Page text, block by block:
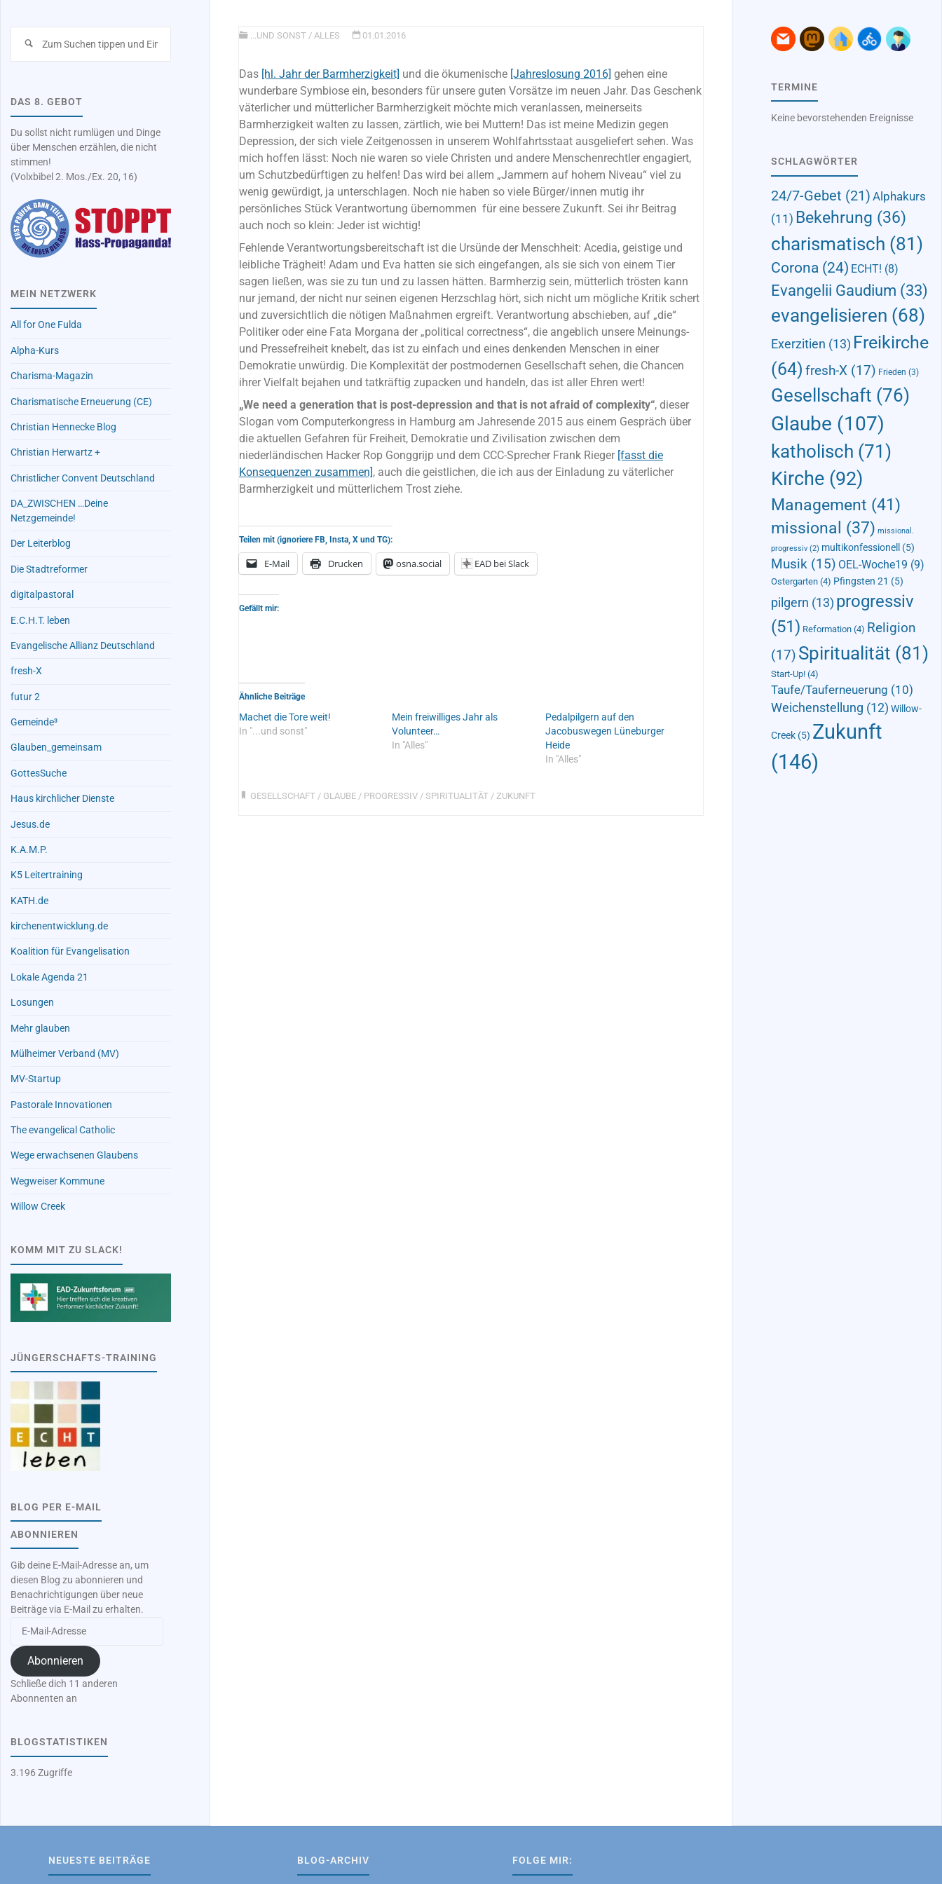
...UND SONST / ALLES 01.01.2016
Das [hl. Jahr der Barmherzigkeit] und die ökumenische [Jahreslosung 2016] gehen eine
wunderbare Symbiose ein, besonders für unsere guten Vorsätze im neuen Jahr. Das Geschenk
väterlicher und mütterlicher Barmherzigkeit möchte mich veranlassen, meinerseits
Barmherzigkeit walten zu lassen, zärtlich, wie bei Muttern! Das ist meine Medizin gegen
Depression, der sich viele Zeitgenossen in unserem Wohlfahrtsstaat ausgeliefert sehen. Was
mich hoffen lässt: Noch nie waren so viele Christen und andere Menschenrechtler engagiert,
um Schutzbedürftigen zu helfen! Das wird bei allem „Jammern auf hohem Niveau“ viel zu
wenig gewürdigt, ja unterschlagen. Noch nie haben so viele Bürger/innen mutig ihr
persönliches Stück Verantwortung übernommen für eine bessere Zukunft. Sei ihr Beitrag
auch noch so klein: Jeder ist wichtig!
Fehlende Verantwortungsbereitschaft ist die Ursünde der Menschheit: Acedia, geistige und
leibliche Trägheit! Adam und Eva hatten sie sich eingefangen, als sie sich von einem Tier
sagen ließen, was sie zu tun und zu lassen hätten. Barmherzig sein, mütterlich trösten kann
nur jemand, der nicht nur seinen eigenen Herzschlag hört, sich nicht um mögliche Kritik schert
und zuversichtlich die nötigen Maßnahmen ergreift. Verantwortung abschieben, auf „die“
Politiker oder eine Fata Morgana der „political correctness“, die angeblich unsere Meinungs-
und Pressefreiheit knebelt, das ist zu einfach und eines denkenden Menschen in einer
Demokratie unwürdig. Die Komplexität der postmodernen Gesellschaft sehen, die Chancen
ihrer Vielfalt bejahen und tatkräftig zupacken und handeln, das ist aller Ehren wert!
„We need a generation that is post-depression and that is not afraid of complexity“, dieser
Slogan vom Computerkongress in Hamburg am Jahresende 2015 aus einem Gespräch über
die aktuellen Gefahren für Freiheit, Demokratie und Zivilisation zwischen dem
niederländischen Hacker Rop Gonggrijp und dem CCC-Sprecher Frank Rieger [fasst die
Konsequenzen zusammen], auch die geistlichen, die ich aus der Einladung zu väterlicher
Barmherzigkeit und mütterlichem Trost ziehe.
Teilen mit (ignoriere FB, Insta, X und TG):
E-Mail Drucken osna.social EAD bei Slack
Gefällt mir:
Ähnliche Beiträge
Machet die Tore weit!
In "...und sonst"
Mein freiwilliges Jahr als
Volunteer…
In "Alles"
Pedalpilgern auf den
Jacobuswegen Lüneburger
Heide
In "Alles"
GESELLSCHAFT/ GLAUBE/ PROGRESSIV/ SPIRITUALITÄT/ ZUKUNFT
DAS 8. GEBOT
Du sollst nicht rumlügen und Dinge
über Menschen erzählen, die nicht
stimmen!
(Volxbibel 2. Mos./Ex. 20, 16)
MEIN NETZWERK
All for One Fulda
Alpha-Kurs
Charisma-Magazin
Charismatische Erneuerung (CE)
Christian Hennecke Blog
Christian Herwartz +
Christlicher Convent Deutschland
DA_ZWISCHEN …Deine
Netzgemeinde!
Der Leiterblog
Die Stadtreformer
digitalpastoral
E.C.H.T. leben
Evangelische Allianz Deutschland
fresh-X
futur 2
Gemeinde³
Glauben_gemeinsam
GottesSuche
Haus kirchlicher Dienste
Jesus.de
K.A.M.P.
K5 Leitertraining
KATH.de
kirchenentwicklung.de
Koalition für Evangelisation
Lokale Agenda 21
Losungen
Mehr glauben
Mülheimer Verband (MV)
MV-Startup
Pastorale Innovationen
The evangelical Catholic
Wege erwachsenen Glaubens
Wegweiser Kommune
Willow Creek
KOMM MIT ZU SLACK!
JÜNGERSCHAFTS-TRAINING
BLOG PER E-MAIL
ABONNIEREN
Gib deine E-Mail-Adresse an, um
diesen Blog zu abonnieren und
Benachrichtigungen über neue
Beiträge via E-Mail zu erhalten.
Mail-
Adresse
Abonnieren
Schließe dich 11 anderen
Abonnenten an
BLOGSTATISTIKEN
3.196 Zugriffe
TERMINE
Keine bevorstehenden Ereignisse
SCHLAGWÖRTER
24/7-Gebet (21) Alphakurs
(11) Bekehrung (36)
charismatisch (81)
Corona(24) ECHT! (8)
Evangelii Gaudium (33)
evangelisieren (68)
Exerzitien (13) Freikirche
(64) fresh-X(17) Frieden (3)
Gesellschaft (76)
Glaube (107)
katholisch (71)
Kirche(92)
Management (41)
missional (37) missional.
progressiv(2) multikonfessionell (5)
Musik(15) OEL-Woche19 (9)
Ostergarten(4) Pfingsten 21 (5)
pilgern (13) progressiv
(51) Reformation(4) Religion
(17) Spiritualität (81)
Start-Up!(4)
Taufe/Tauferneuerung (10)
Weichenstellung (12) Willow-
Creek(5) Zukunft
(146)
NEUESTE BEITRÄGE BLOG-ARCHIV FOLGE MIR: